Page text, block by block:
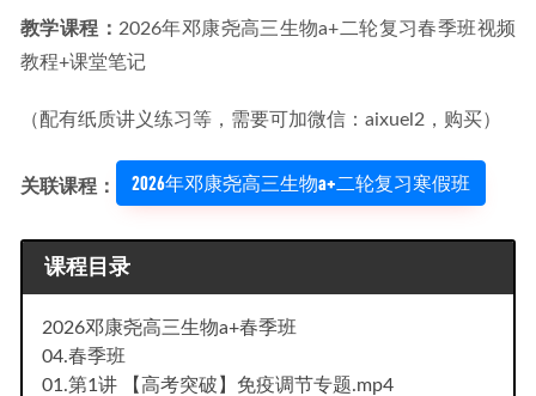
教学课程： 2026年邓康尧高三生物a+二轮复习春季班视频
教程+课堂笔记
（配有纸质讲义练习等，需要可加微信：aixuel2，购买）
关联课程： 2026年邓康尧高三生物a+二轮复习寒假班
课程目录
2026邓康尧高三生物a+春季班
04.春季班
01.第1讲 【高考突破】免疫调节专题.mp4